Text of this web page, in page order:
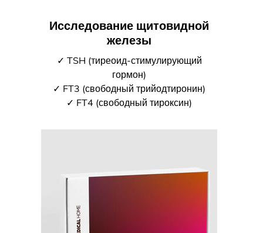
Исследование щитовидной
железы
✓ TSH (тиреоид-стимулирующий
гормон)
✓ FT3 (свободный трийодтиронин)
✓ FT4 (свободный тироксин)